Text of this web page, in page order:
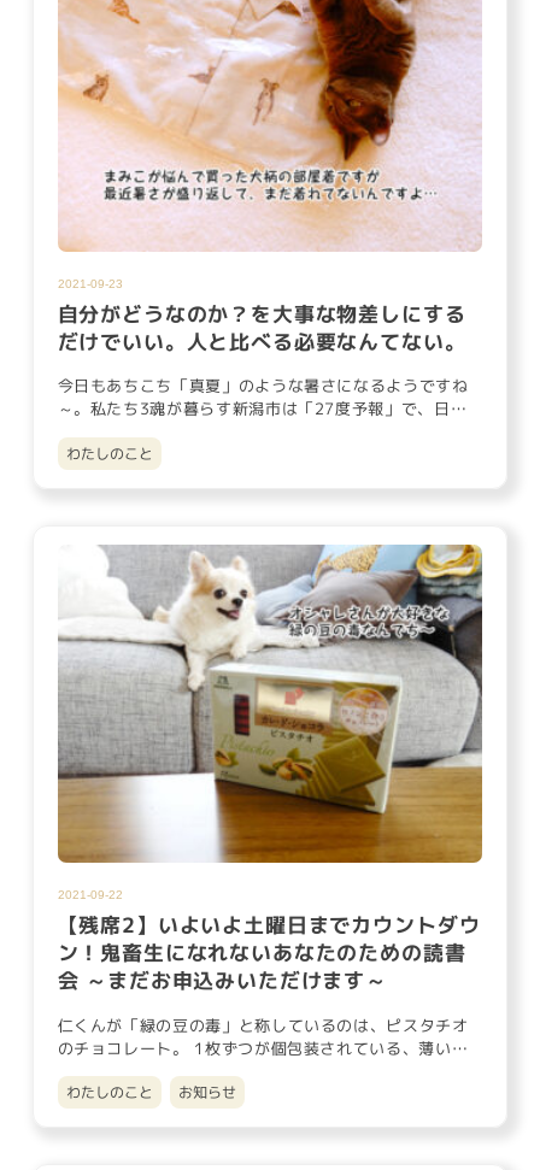
2021-09-23
自分がどうなのか？を大事な物差しにする
だけでいい。人と比べる必要なんてない。
今日もあちこち「真夏」のような暑さになるようですね
～。私たち3魂が暮らす新潟市は「27度予報」で、日中
わたしのこと
2021-09-22
【残席2】いよいよ土曜日までカウントダウ
ン！鬼畜生になれないあなたのための読書
会 ～まだお申込みいただけます～
仁くんが「緑の豆の毒」と称しているのは、ピスタチオ
のチョコレート。 1枚ずつが個包装されている、薄いプ
レート状の「ちょっ…
わたしのこと お知らせ